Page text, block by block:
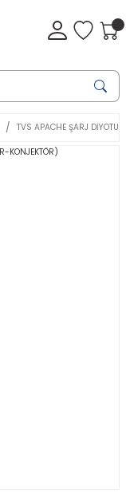
TVS APACHE ŞARJ DİYOTU